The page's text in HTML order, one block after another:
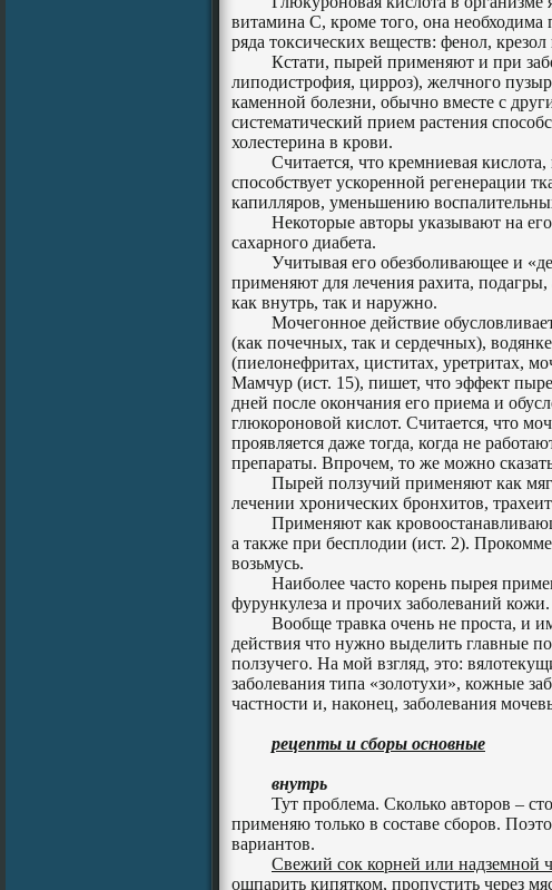
витамина С, кроме того, она необходима
ряда токсических веществ: фенол, крезол
Кстати, пырей применяют и при
липодистрофия, цирроз), желчного
каменной болезни, обычно вместе с
систематический прием растения
холестерина в крови.
Считается, что кремниевая
способствует ускоренной регенерации
капилляров, уменьшению
Некоторые авторы указывают на
сахарного диабета.
Учитывая его обезболивающее и
применяют для лечения рахита, подагры,
как внутрь, так и наружно.
Мочегонное действие
(как почечных, так и сердечных),
(пиелонефритах, циститах, уретритах,
Мамчур (ист. 15), пишет, что эффект
дней после окончания его приема и
глюкороновой кислот. Считается, что
проявляется даже тогда, когда не
препараты. Впрочем, то же можно
Пырей ползучий применяют как
лечении хронических бронхитов,
Применяют как
а также при бесплодии (ист. 2).
возьмусь.
Наиболее часто корень пырея
фурункулеза и прочих заболеваний кожи.
Вообще травка очень не проста, и
действия что нужно выделить главные
ползучего. На мой взгляд, это:
заболевания типа «золотухи», кожные
частности и, наконец, заболевания
рецепты и сборы основные
внутрь
Тут проблема. Сколько авторов –
применяю только в составе сборов.
вариантов.
Свежий сок корней или надземной
ошпарить кипятком, пропустить через